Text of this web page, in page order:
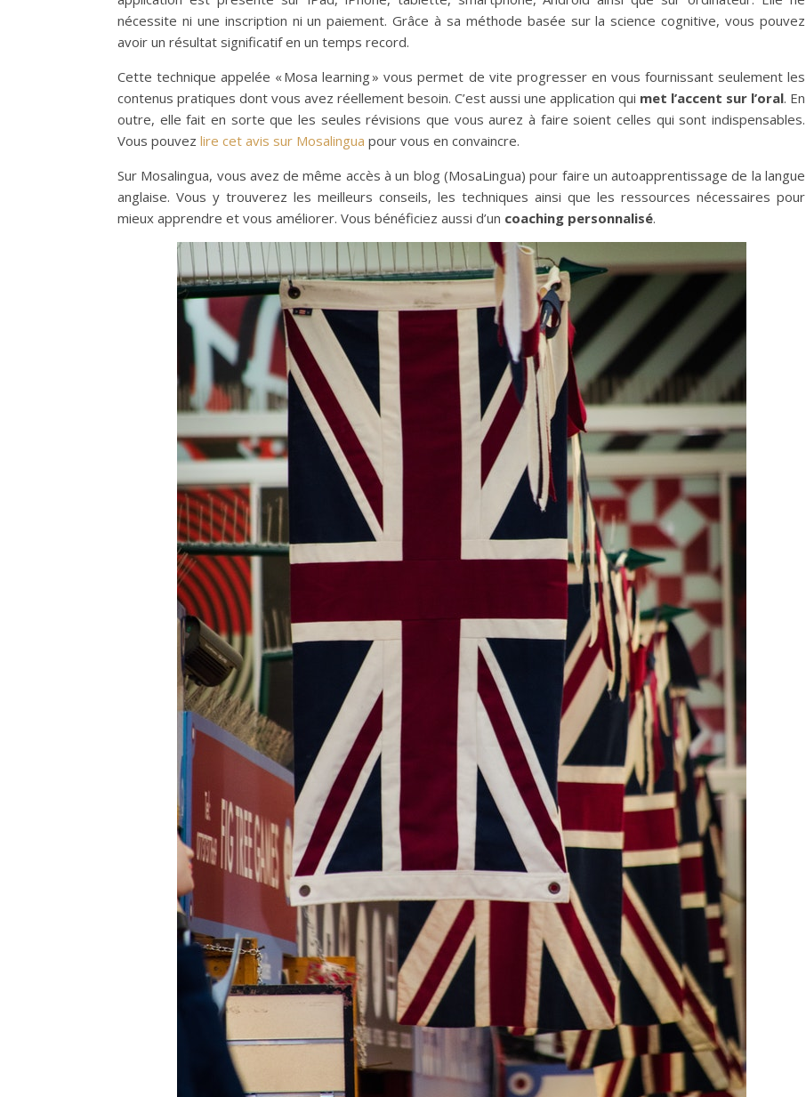
nécessite ni une inscription ni un paiement. Grâce à sa méthode basée sur la science cognitive, vous pouvez
avoir un résultat significatif en un temps record.
Cette technique appelée « Mosa learning » vous permet de vite progresser en vous fournissant seulement les
contenus pratiques dont vous avez réellement besoin. C’est aussi une application qui met l’accent sur l’oral. En
outre, elle fait en sorte que les seules révisions que vous aurez à faire soient celles qui sont indispensables.
Vous pouvez lire cet avis sur Mosalingua pour vous en convaincre.
Sur Mosalingua, vous avez de même accès à un blog (MosaLingua) pour faire un autoapprentissage de la langue
anglaise. Vous y trouverez les meilleurs conseils, les techniques ainsi que les ressources nécessaires pour
mieux apprendre et vous améliorer. Vous bénéficiez aussi d’un coaching personnalisé.